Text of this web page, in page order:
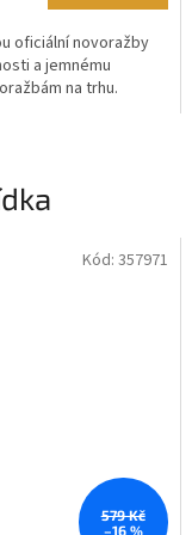
oficiální novoražby
a jemnému
na trhu.
579 Kč
–16 %
Kód: 357971